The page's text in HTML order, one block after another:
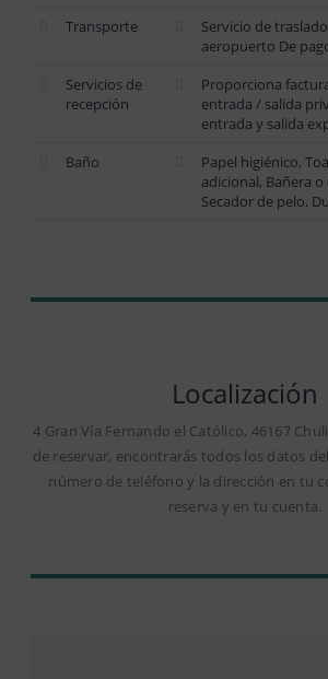
Transporte
Servicio de
aeropuerto De
Servicios de
recepción
Proporciona
entrada / salida
entrada y salida
Baño
Papel higiénico,
adicional, Bañera o
Secador de pelo,
Localización
4 Gran Vía Fernando el Católico, 46167
de reservar, encontrarás todos los datos
número de teléfono y la dirección en tu
reserva y en tu cuenta.